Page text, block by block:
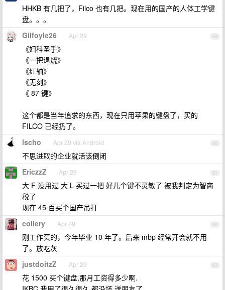
HHKB 有几把了，Filco 也有几把。现在用的国产的人体工学键
盘。。。
59
Gilfoyle26 Apr 29
《妇科圣手》
《一把退烧》
《红轴》
《无刻》
《 87 键》
这个都是当年追求的东西，现在只用苹果的键盘了，买的
FILCO 已经扔了。
60
lscho Apr 29 via Android
不思进取的企业就活该倒闭
61
EriczzZ Apr 29
大 F 没用过 大 L 买过一把 好几个键不灵敏了 被我判定为智商
税了
现在 45 百买个国产吊打
62
collery Apr 29
刚工作买的，今年毕业 10 年了。后来 mbp 经常开会就不用
了。放吃灰
63
justdoitzZ Apr 29
花 1500 买个键盘,那月工资得多少啊.